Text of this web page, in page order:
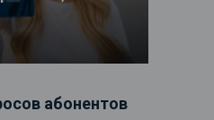
абонентов